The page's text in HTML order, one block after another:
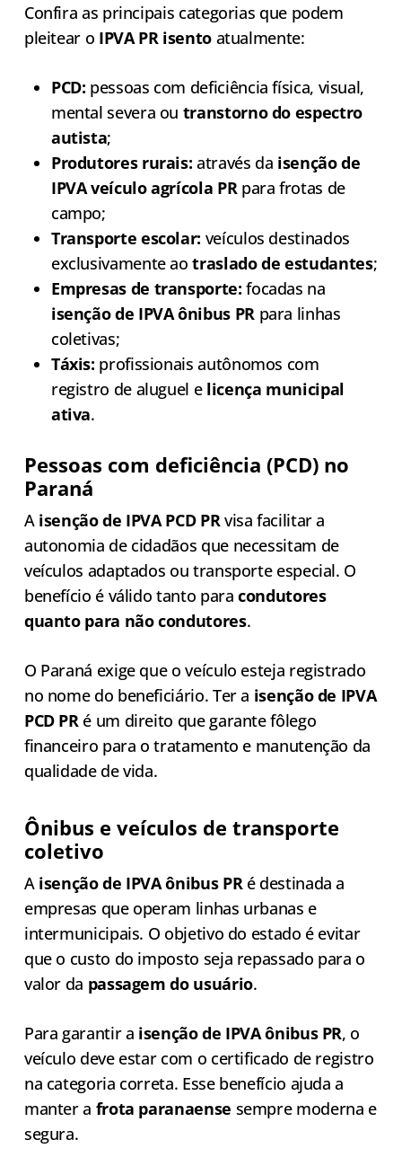
Confira as principais categorias que podem
pleitear o IPVA PR isentoatualmente:
PCD: pessoas com deficiência física, visual,
mental severa ou transtorno do espectro
autista;
Produtores rurais: através da isenção de
IPVA veículo agrícola PR para frotas de
campo;
Transporte escolar: veículos destinados
exclusivamente aotraslado de estudantes;
Empresas de transporte: focadas na
isenção de IPVA ônibus PR para linhas
coletivas;
Táxis: profissionais autônomos com
registro de aluguel e licença municipal
ativa.
Pessoas com deficiência (PCD) no
Paraná
A isenção de IPVA PCD PR visa facilitar a
autonomia de cidadãos que necessitam de
veículos adaptados ou transporte especial. O
benefício é válido tanto paracondutores
quanto para não condutores.
O Paraná exige que o veículo esteja registrado
no nome do beneficiário. Ter a isenção de IPVA
PCD PR é um direito que garante fôlego
financeiro para o tratamento e manutenção da
qualidade de vida.
Ônibus e veículos de transporte
coletivo
A isenção de IPVA ônibus PR é destinada a
empresas que operam linhas urbanas e
intermunicipais. O objetivo do estado é evitar
que o custo do imposto seja repassado para o
valor da passagem do usuário.
Para garantir a isenção de IPVA ônibus PR, o
veículo deve estar com o certificado de registro
na categoria correta. Esse benefício ajuda a
manter a frota paranaense sempre moderna e
segura.